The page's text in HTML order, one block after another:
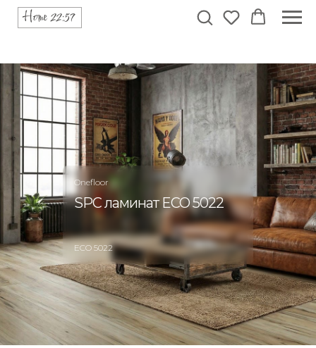
SPC ламинат ECO 5022
ECO 5022
Onefloor